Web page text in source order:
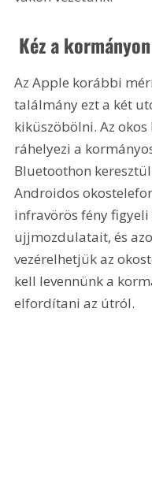
Kéz a
Az Apple korábbi
találmány ezt a két
kiküszöbölni. Az okos
ráhelyezi a
Bluetoothon
Androidos
infravörös fény
ujjmozdulatait, és
vezérelhetjük az
kell levennünk a
elfordítani az útról.